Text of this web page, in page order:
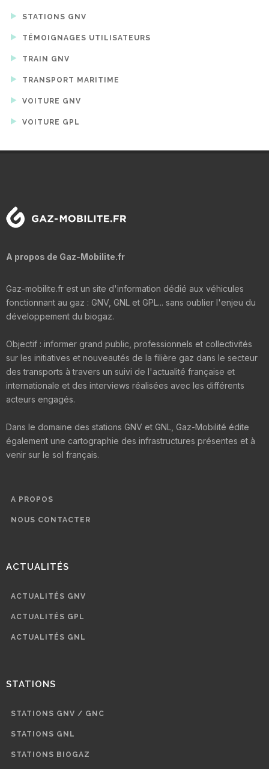
STATIONS GNV
TÉMOIGNAGES UTILISATEURS
TRAIN GNV
TRANSPORT MARITIME
VOITURE GNV
VOITURE GPL
A propos de Gaz-Mobilite.fr
Gaz-mobilite.fr est un site d'information dédié aux véhicules
fonctionnant au gaz : GNV, GNL et GPL... sans oublier l'enjeu du
développement du biogaz.
Objectif : informer grand public, professionnels et collectivités
sur les initiatives et nouveautés de la filière gaz dans le secteur
des transports à travers un suivi de l'actualité française et
internationale et des interviews réalisées avec les différents
acteurs engagés.
Dans le domaine des stations GNV et GNL, Gaz-Mobilité édite
également une cartographie des infrastructures présentes et à
venir sur le sol français.
A PROPOS
NOUS CONTACTER
ACTUALITÉS
ACTUALITÉS GNV
ACTUALITÉS GPL
ACTUALITÉS GNL
STATIONS
STATIONS GNV / GNC
STATIONS GNL
STATIONS BIOGAZ